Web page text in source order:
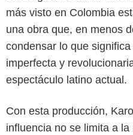
más visto en Colombia
una obra que, en menos
condensar lo que
imperfecta y
espectáculo latino actual.
Con esta producción,
influencia no se limita a